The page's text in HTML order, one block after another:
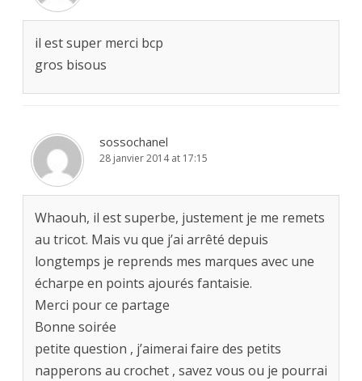
il est super merci bcp
gros bisous
sossochanel
28 janvier 2014 at 17:15
Whaouh, il est superbe, justement je me remets
au tricot. Mais vu que j’ai arrêté depuis
longtemps je reprends mes marques avec une
écharpe en points ajourés fantaisie.
Merci pour ce partage
Bonne soirée
petite question , j’aimerai faire des petits
napperons au crochet , savez vous ou je pourrai